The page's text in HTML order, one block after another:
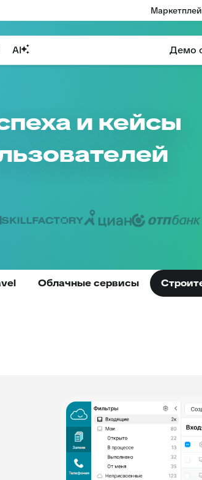
AI Демо
и кейсы
Облачные сервисы